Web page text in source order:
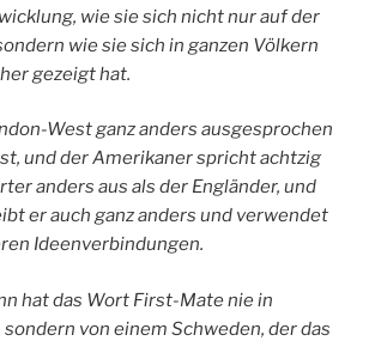
wie sie sich nicht nur auf der
wie sie sich in ganzen Völkern
gezeigt hat.
West ganz anders ausgesprochen
und der Amerikaner spricht achtzig
anders aus als der Engländer, und
er auch ganz anders und verwendet
Ideenverbindungen.
hat das Wort First-Mate nie in
von einem Schweden, der das